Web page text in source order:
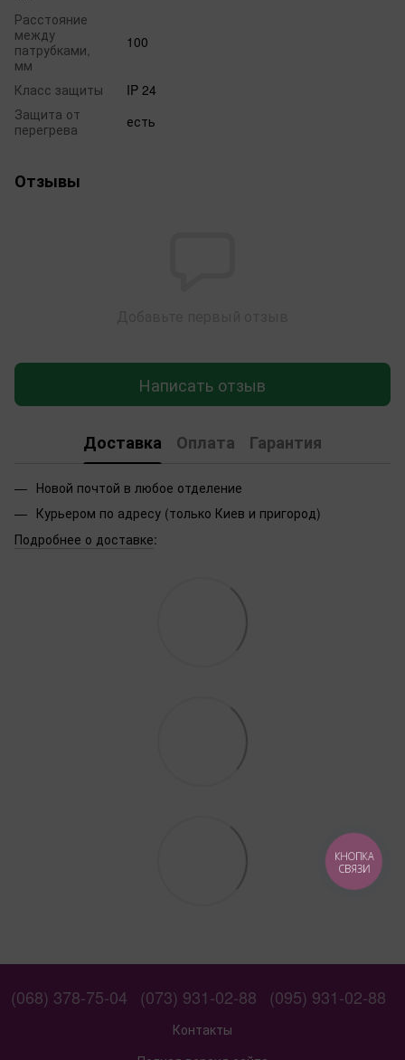
Расстояние
между
патрубками,
мм
100
Класс защиты
IP 24
Защита от
перегрева
есть
Отзывы
Написать отзыв
Доставка Оплата Гарантия
Новой почтой в любое отделение
Курьером по адресу (только Киев и пригород)
Подробнее о доставке:
(068) 378-75-04 (073) 931-02-88 (095) 931-02-88
Контакты
КНОПКА
СВЯЗИ